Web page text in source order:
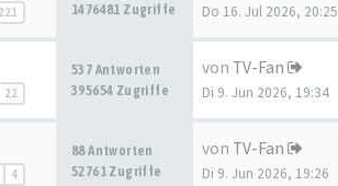
221
1476481 Zugriffe
Do 16. Jul 2026, 20:25
22
537 Antworten
395654 Zugriffe
von TV-Fan
Di 9. Jun 2026, 19:34
4
88 Antworten
52761 Zugriffe
von TV-Fan
Di 9. Jun 2026, 19:26